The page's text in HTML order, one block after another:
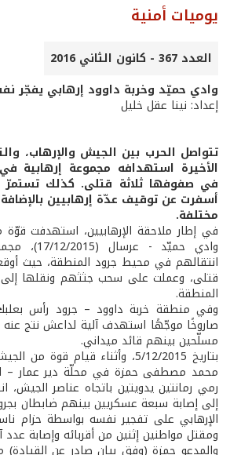
يوميات أمنية
العدد 367 - كانون الثاني 2016
وادي حميّد وخربة داوود إرهابي يفجّر
إعداد: نينا عقل خليل
تتواصل الحرب بين الجيش والإرهاب،
الأخيرة استهدافه مجموعة إرهابية
في صفوفها ثلاثة قتلى. كذلك تستمرّ
أسفرت عن توقيف عدّة إرهابيين
مختلفة.
في إطار ملاحقة الإرهابيين، استهدفت
وادي حميّد -
انتقالهم في محيط جرود المنطقة، حيث
قتلى، وعملت على سحب جثثهم ونقلها
المنطقة.
وفي منطقة خربة داوود – جرود رأس
صاروخًا موجّهًا استهدف آلية لداعش نتج عنه
مسلّحين بينهم قائد ميداني.
بتاريخ 5/12/2015، وأثناء قيام
محمد مصطفى حمزة في محلّة دير عمار –
رمي رمانتين يدويتين باتجاه عناصر الجيش،
إلى إصابة سبعة عسكريين بينهم ضابطان
الإرهابي على تفجير نفسه بواسطة حزام
ومقتل مواطنين إثنين من أقربائه وإصابة عدد
والمدعو حمزة (وفق بيان صادر عن القيادة)